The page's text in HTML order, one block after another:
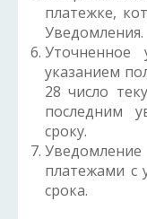
платежке,
Уведомления.
Уточненное
указанием
28 число
последним
сроку.
платежами с
срока.